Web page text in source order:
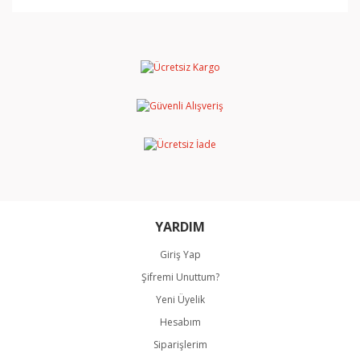
YARDIM
Giriş Yap
Şifremi Unuttum?
Yeni Üyelik
Hesabım
Siparişlerim